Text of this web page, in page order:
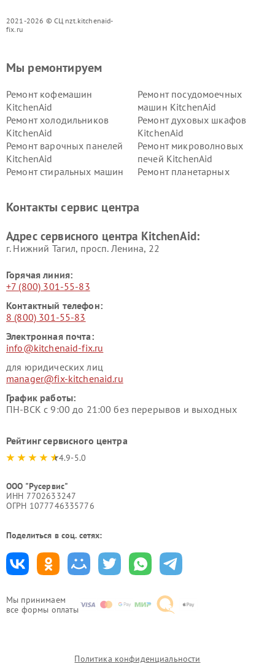
2021-2026 © СЦ nzt.kitchenaid-
fix.ru
Мы принимаем
все формы оплаты
Мы ремонтируем
Ремонт кофемашин
KitchenAid
Ремонт посудомоечных
машин KitchenAid
Ремонт холодильников
KitchenAid
Ремонт духовых шкафов
KitchenAid
Ремонт варочных панелей
KitchenAid
Ремонт микроволновых
печей KitchenAid
Ремонт стиральных машин
Ремонт планетарных
Контакты сервис центра
Адрес сервисного центра KitchenAid:
г. Нижний Тагил, просп. Ленина, 22
Горячая линия:
+7 (800) 301-55-83
Контактный телефон:
8 (800) 301-55-83
Электронная почта:
info@kitchenaid-fix.ru
для юридических лиц
manager@fix-kitchenaid.ru
График работы:
ПН-ВСК с 9:00 до 21:00 без перерывов и выходных
Рейтинг сервисного центра
4.9-5.0
ООО "Русервис"
ИНН 7702633247
ОГРН 1077746335776
Поделиться в соц. сетях:
Политика конфиденциальности